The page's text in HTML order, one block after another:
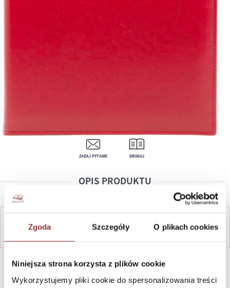
Zgoda Szczegóły O plikach cookies
Niniejsza strona korzysta z plików cookie
Wykorzystujemy pliki cookie do spersonalizowania treści
ZADAJ PYTANIE DRUKUJ
OPIS PRODUKTU
ZAPYTAJ
381 865